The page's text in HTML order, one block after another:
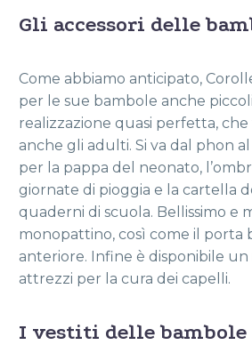
Gli accessori delle
Come abbiamo anticipato,
per le sue bambole anche
realizzazione quasi perfetta,
anche gli adulti. Si va dal phon al
per la pappa del neonato,
giornate di pioggia e la cartella
quaderni di scuola. Bellissimo e
monopattino, così come il porta
anteriore. Infine è disponibile un
attrezzi per la cura dei capelli.
I vestiti delle bambole